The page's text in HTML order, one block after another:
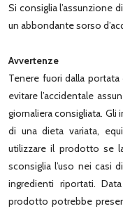
Si consiglia l’assunzione
un abbondante sorso
Avvertenze
Tenere fuori dalla
evitare l’accidentale
giornaliera consigliata.
di una dieta variata,
utilizzare il prodotto se
sconsiglia l’uso nei casi
ingredienti riportati.
prodotto potrebbe